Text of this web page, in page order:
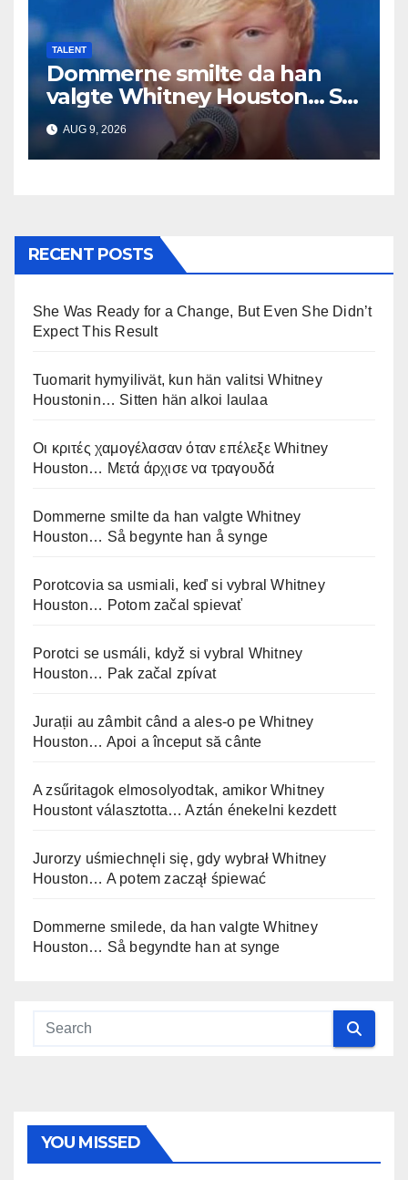
TALENT
Dommerne smilte da han
valgte Whitney Houston… Så
begynte han å synge
AUG 9, 2026
RECENT POSTS
She Was Ready for a Change, But Even She Didn’t
Expect This Result
Tuomarit hymyilivät, kun hän valitsi Whitney
Houstonin… Sitten hän alkoi laulaa
Οι κριτές χαμογέλασαν όταν επέλεξε Whitney
Houston… Μετά άρχισε να τραγουδά
Dommerne smilte da han valgte Whitney
Houston… Så begynte han å synge
Porotcovia sa usmiali, keď si vybral Whitney
Houston… Potom začal spievať
Porotci se usmáli, když si vybral Whitney
Houston… Pak začal zpívat
Jurații au zâmbit când a ales-o pe Whitney
Houston… Apoi a început să cânte
A zsűritagok elmosolyodtak, amikor Whitney
Houstont választotta… Aztán énekelni kezdett
Jurorzy uśmiechnęli się, gdy wybrał Whitney
Houston… A potem zaczął śpiewać
Dommerne smilede, da han valgte Whitney
Houston… Så begyndte han at synge
YOU MISSED